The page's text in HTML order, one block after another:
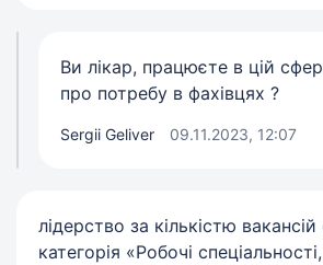
Ви лікар, працюєте в цій
про потребу в фахівцях ?
Sergii Geliver 09.11.2023, 12:07
лідерство за кількістю
категорія «Робочі